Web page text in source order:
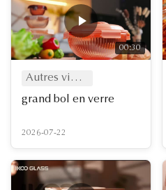
00:30
Autres vidéos
grand bol en verre
2026-07-22